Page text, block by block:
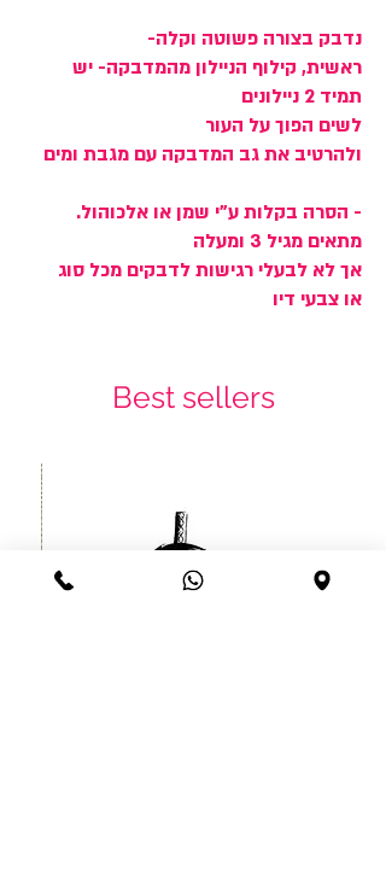
נדבק בצורה פשוטה וקלה-
ראשית, קילוף הניילון מהמדבקה- יש
תמיד 2 ניילונים
לשים הפוך על העור
ולהרטיב את גב המדבקה עם מגבת ומים
- הסרה בקלות ע"י שמן או אלכוהול.
מתאים מגיל 3 ומעלה
אך לא לבעלי רגישות לדבקים מכל סוג
או צבעי דיו
Best sellers